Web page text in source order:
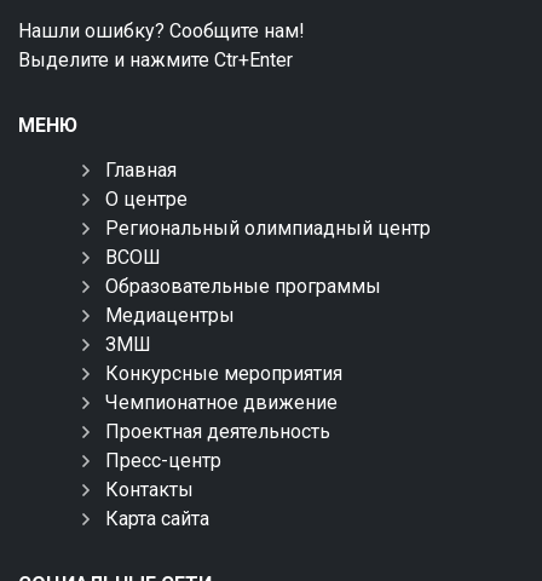
Нашли ошибку? Сообщите нам!
Выделите и нажмите Ctr+Enter
МЕНЮ
Главная
О центре
Региональный олимпиадный центр
ВСОШ
Образовательные программы
Медиацентры
ЗМШ
Конкурсные мероприятия
Чемпионатное движение
Проектная деятельность
Пресс-центр
Контакты
Карта сайта